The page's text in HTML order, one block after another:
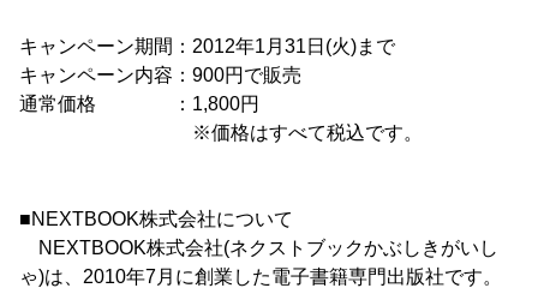
キャンペーン期間：2012年1月31日(火)まで
キャンペーン内容：900円で販売
通常価格 ：1,800円
※価格はすべて税込です。
■NEXTBOOK株式会社について
NEXTBOOK株式会社(ネクストブックかぶしきがいし
ゃ)は、2010年7月に創業した電子書籍専門出版社です。